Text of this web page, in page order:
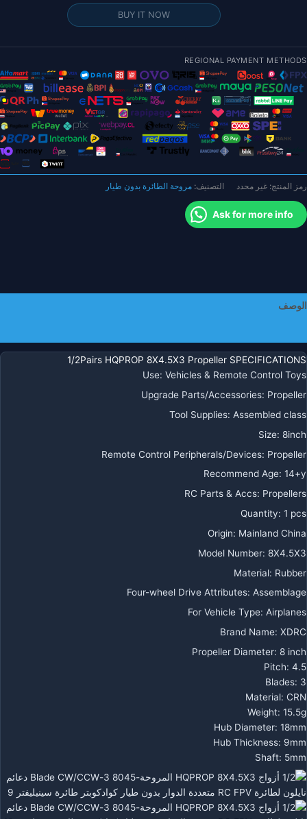
Blade
CW/CCW
دعائم
FPV
متعددة
الدوار
بدون
BUY IT NOW
REGIONAL PAYMENT METHODS
رمز المنتج: غير محدد التصنيف: مروحة الطائرة بدون طيار
Ask for more info
الوصف
1/2Pairs HQPROP 8X4.5X3 Propeller SPECIFICATIONS
Use: Vehicles & Remote Control Toys
Upgrade Parts/Accessories: Propeller
Tool Supplies: Assembled class
Size: 8inch
Remote Control Peripherals/Devices: Propeller
Recommend Age: 14+y
RC Parts & Accs: Propellers
Quantity: 1 pcs
Origin: Mainland China
Model Number: 8X4.5X3
Material: Rubber
Four-wheel Drive Attributes: Assemblage
For Vehicle Type: Airplanes
Brand Name: XDRC
Propeller Diameter: 8 inch
Pitch: 4.5
Blades: 3
Material: CRN
Weight: 15.5g
Hub Diameter: 18mm
Hub Thickness: 9mm
Shaft: 5mm